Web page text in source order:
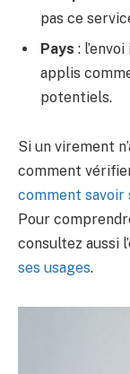
pas ce
Pays :
applis
potentiels.
Si un virement
comment
comment savoir
Pour
consultez aussi
ses usages.